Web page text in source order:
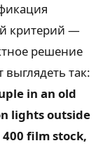
критерий —
решение
так:
in an old
lights outside
film stock,